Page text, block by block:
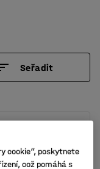
Seřadit
cookie“, poskytnete
což pomáhá s